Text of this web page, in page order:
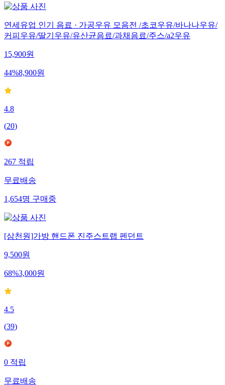
연세유업 인기 음료 · 가공우유 모음전 /초코우유/바나나우유/
커피우유/딸기우유/유산균음료/과채음료/주스/a2우유
15,900원
44%8,900원
4.8
(20)
267적립
무료배송
1,654명구매중
[삼천원]가방 핸드폰 진주스트랩 펜던트
9,500원
68%3,000원
4.5
(39)
0적립